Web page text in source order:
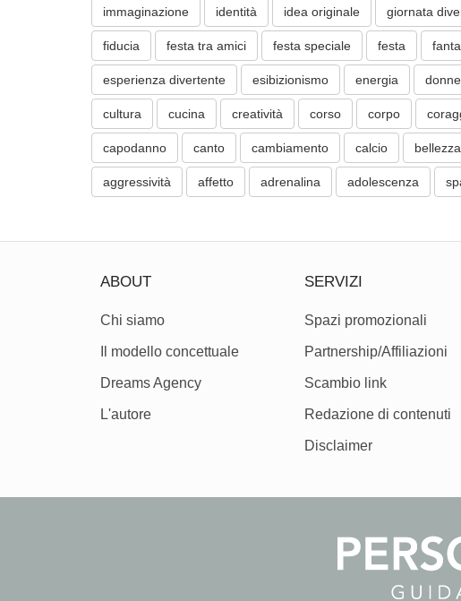
immaginazione identità idea originale giornata
fiducia festa tra amici festa speciale festa
esperienza divertente esibizionismo energia donne
cultura cucina creatività corso corpo
capodanno canto cambiamento calcio bellezza
aggressività affetto adrenalina adolescenza
ABOUT
Chi siamo
Il modello concettuale
Dreams Agency
L'autore
SERVIZI
Spazi promozionali
Partnership/Affiliazioni
Scambio link
Redazione di contenuti
Disclaimer